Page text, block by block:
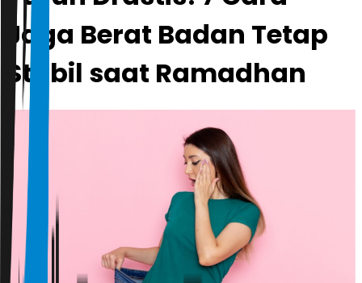
Jaga Berat Badan Tetap
Stabil saat Ramadhan